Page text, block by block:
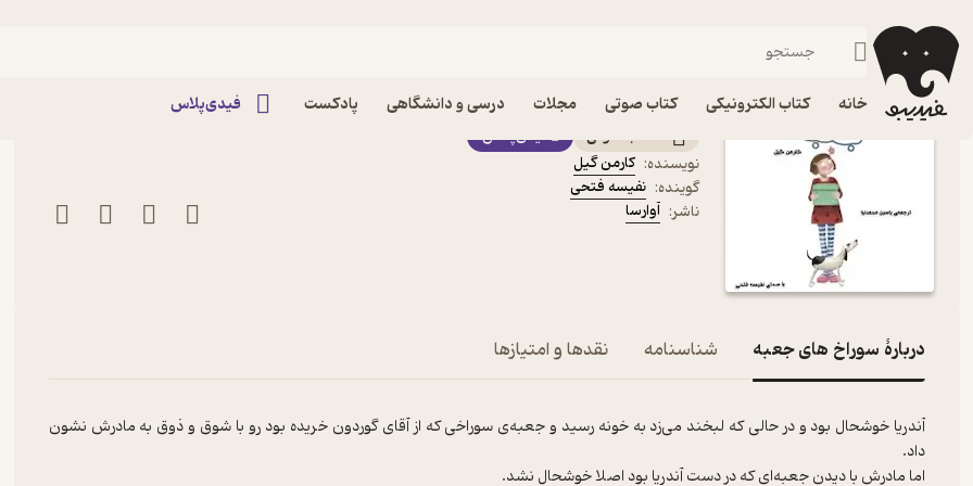
خانه کتاب الکترونیکی کتاب صوتی مجلات درسی و دانشگاهی پادکست فیدی‌پلاس
فیدیبو کتاب صوتی
کتاب صوتی سوراخ های جعبه اثر کارمن گیل
کتاب صوتی
فیدی‌پلاس
نویسنده: کارمن گیل
گوینده: نفیسه فتحی
ناشر: آوارسا
دربارۀ سوراخ های جعبه شناسنامه نقدها و امتیازها
آندریا خوشحال بود و در حالی که لبخند می‌زد به خونه رسید و جعبه‌ی سوراخی که از آقای گوردون خریده بود رو با شوق و ذوق به مادرش نشون